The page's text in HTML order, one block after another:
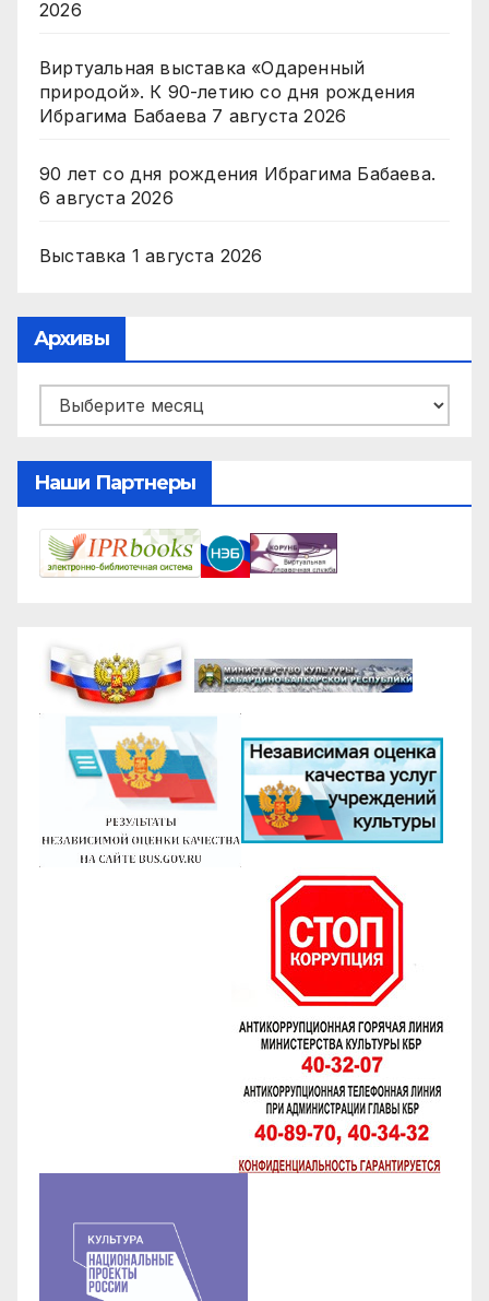
2026
Виртуальная выставка «Одаренный
природой». К 90-летию со дня рождения
Ибрагима Бабаева 7 августа 2026
90 лет со дня рождения Ибрагима Бабаева.
6 августа 2026
Выставка 1 августа 2026
Архивы
Архивы
Наши Партнеры